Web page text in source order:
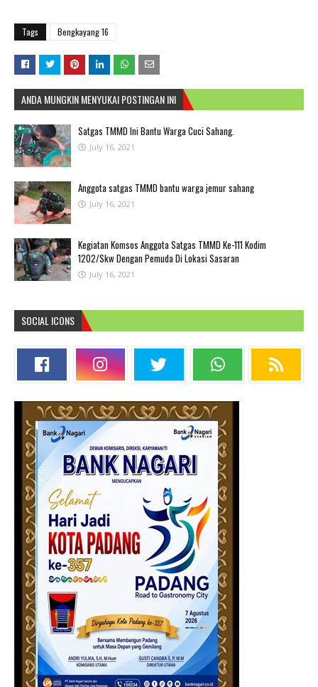
Tags Bengkayang 16
ANDA MUNGKIN MENYUKAI POSTINGAN INI
Satgas TMMD Ini Bantu Warga Cuci Sahang.
July 16, 2021
Anggota satgas TMMD bantu warga jemur sahang
July 16, 2021
Kegiatan Komsos Anggota Satgas TMMD Ke-111 Kodim
1202/Skw Dengan Pemuda Di Lokasi Sasaran
July 16, 2021
SOCIAL ICONS